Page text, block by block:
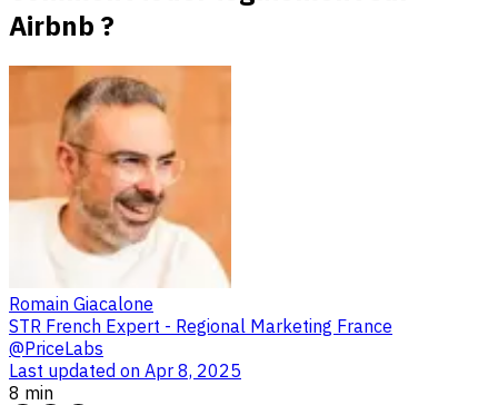
Airbnb ?
Romain Giacalone
STR French Expert - Regional Marketing France
@PriceLabs
Last updated on Apr 8, 2025
8 min